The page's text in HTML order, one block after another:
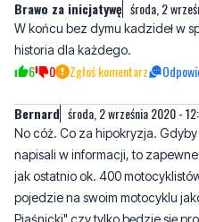
6 0 Zgłoś komentarz
Bernard środa, 2 września 2020 -
No cóż. Co za hipokryzja. Gdyby
jak ostatnio ok. 400
pojedzie na swoim motocyklu
Piaśnicki" czy tylko będzie się
na tle motocyklistów????
7 3 Zgłoś komentarz